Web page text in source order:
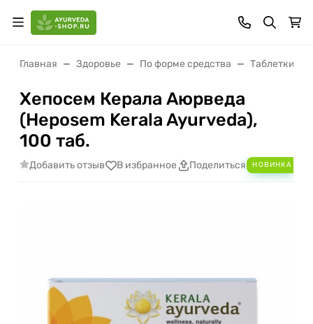
Главная Здоровье По форме средства Таблетки
Хепосем Керала Аюрведа
(Heposem Kerala Ayurveda),
100 таб.
Добавить отзыв В избранное Поделиться НОВИНКА